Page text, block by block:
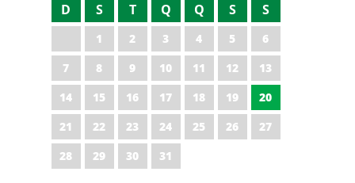
D S T Q Q S S
1 2 3 4 5
6
7
8 9 10 11 12
13
14
15 16 17 18 19
20
21
22 23 24 25 26
27
28
29 30 31